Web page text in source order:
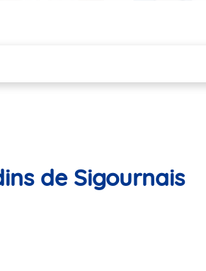
de Sigournais